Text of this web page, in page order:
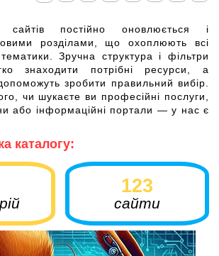
сайтів постійно оновлюється і
розділами, що охоплюють всі
Зручна структура і фільтри
знаходити потрібні ресурси, а
зробити правильний вибір.
чи шукаєте ви професійні послуги,
або інформаційні портали — у нас є
каталогу:
123
сайти